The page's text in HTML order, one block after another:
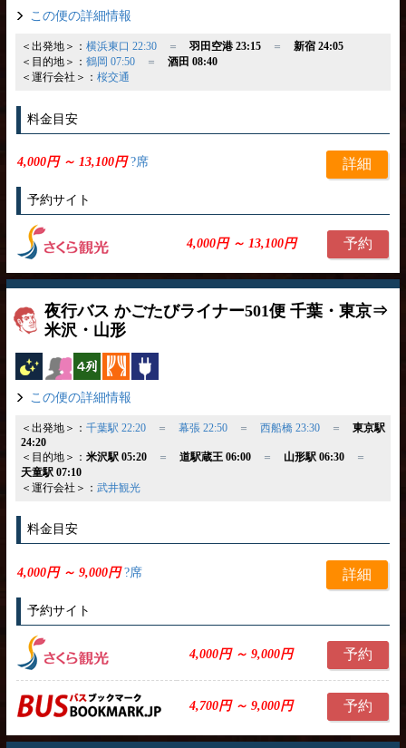
この便の詳細情報
＜出発地＞： 横浜東口 22:30＝ 羽田空港 23:15＝ 新宿 24:05
＜目的地＞： 鶴岡 07:50＝ 酒田 08:40
＜運行会社＞： 桜交通
料金目安
4,000円 ～ 13,100円?席 詳細
予約サイト
4,000円 ～ 13,100円 予約
夜行バス かごたびライナー501便 千葉・東京⇒
米沢・山形
夜行バス女性安心
横4列 カーテン
この便の詳細情報
＜出発地＞： 千葉駅 22:20＝ 幕張 22:50＝ 西船橋 23:30＝ 東京駅
24:20
＜目的地＞： 米沢駅 05:20＝ 道駅蔵王 06:00＝ 山形駅 06:30＝
天童駅 07:10
＜運行会社＞： 武井観光
料金目安
4,000円 ～ 9,000円?席 詳細
予約サイト
4,000円 ～ 9,000円 予約
4,700円 ～ 9,000円 予約